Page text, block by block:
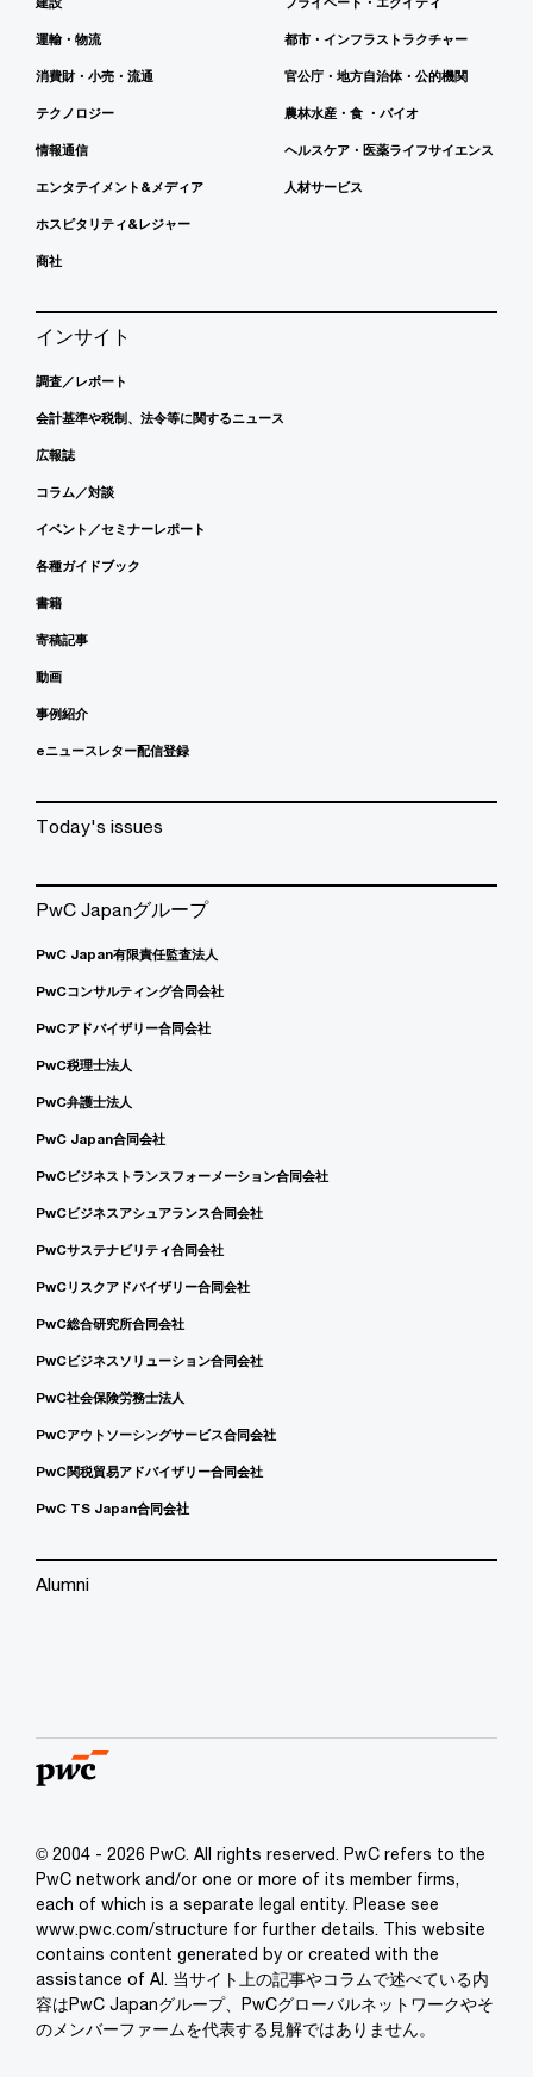
運輸・物流
消費財・小売・流通
テクノロジー
情報通信
エンタテイメント&メディア
ホスピタリティ&レジャー
商社
都市・インフラストラクチャー
官公庁・地方自治体・公的機関
農林水産・食 ・バイオ
ヘルスケア・医薬ライフサイエンス
人材サービス
インサイト
調査／レポート
会計基準や税制、法令等に関するニュース
広報誌
コラム／対談
イベント／セミナーレポート
各種ガイドブック
書籍
寄稿記事
動画
事例紹介
eニュースレター配信登録
Today's issues
PwC Japanグループ
PwC Japan有限責任監査法人
PwCコンサルティング合同会社
PwCアドバイザリー合同会社
PwC税理士法人
PwC弁護士法人
PwC Japan合同会社
PwCビジネストランスフォーメーション合同会社
PwCビジネスアシュアランス合同会社
PwCサステナビリティ合同会社
PwCリスクアドバイザリー合同会社
PwC総合研究所合同会社
PwCビジネスソリューション合同会社
PwC社会保険労務士法人
PwCアウトソーシングサービス合同会社
PwC関税貿易アドバイザリー合同会社
PwC TS Japan合同会社
Alumni
© 2004 - 2026 PwC. All rights reserved. PwC refers to the
PwC network and/or one or more of its member firms,
each of which is a separate legal entity. Please see
www.pwc.com/structure for further details. This website
contains content generated by or created with the
assistance of AI. 当サイト上の記事やコラムで述べている内
容はPwC Japanグループ、PwCグローバルネットワークやそ
のメンバーファームを代表する見解ではありません。